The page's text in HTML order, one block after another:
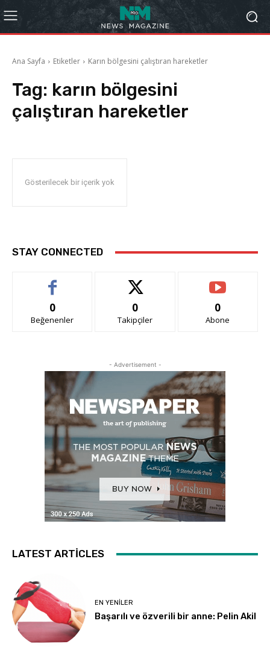
Ana Sayfa Etiketler Karın bölgesini çalıştıran hareketler
Tag: karın bölgesini
çalıştıran hareketler
Gösterilecek bir içerik yok
STAY CONNECTED
0
Beğenenler
0
Takipçiler
0
Abone
- Advertisement -
LATEST ARTICLES
EN YENILER
Başarılı ve özverili bir anne: Pelin Akil